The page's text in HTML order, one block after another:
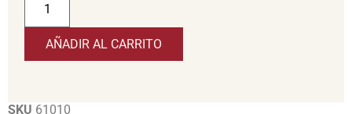
AÑADIR AL CARRITO
SKU 61010